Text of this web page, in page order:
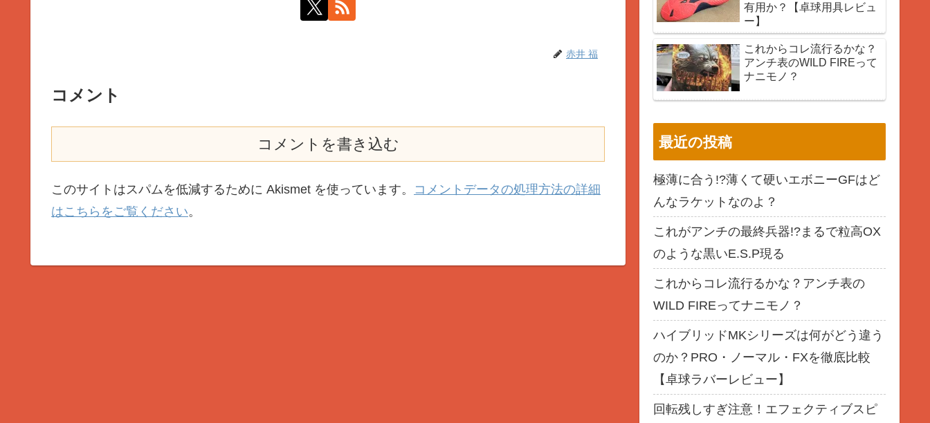
赤井 福
コメント
コメントを書き込む
このサイトはスパムを低減するために Akismet を使っています。 コメントデータの処理方法の詳細
はこちらをご覧ください。
有用か？【卓球用具レビュ
ー】
これからコレ流行るかな？
アンチ表のWILD FIREって
ナニモノ？
最近の投稿
極薄に合う!?薄くて硬いエボニーGFはど
んなラケットなのよ？
これがアンチの最終兵器!?まるで粒高OX
のような黒いE.S.P現る
これからコレ流行るかな？アンチ表の
WILD FIREってナニモノ？
ハイブリッドMKシリーズは何がどう違う
のか？PRO・ノーマル・FXを徹底比較
【卓球ラバーレビュー】
回転残しすぎ注意！エフェクティブスピ